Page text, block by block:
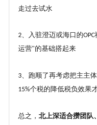
走过去试水
2、入驻澄迈或海口的OPC
运营"的基础搭起来
3、跑顺了再考虑把主主
15%个税的降低税负效果
总之， 北上深适合攒团队